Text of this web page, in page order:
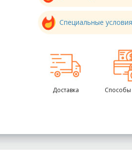
Специальные
Доставка Способы